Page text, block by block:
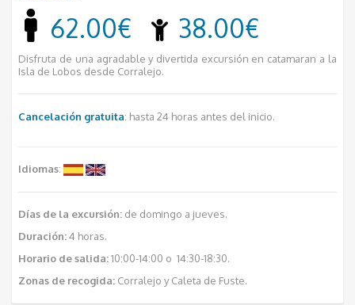
62.00€ 38.00€
Disfruta de una agradable y divertida excursión en catamaran a la
Isla de Lobos desde Corralejo.
Cancelación gratuita: hasta 24 horas antes del inicio.
Idiomas:
Días de la excursión: de domingo a jueves.
Duración:4 horas.
Horario de salida:10:00-14:00 o 14:30-18:30.
Zonas de recogida: Corralejo y Caleta de Fuste.